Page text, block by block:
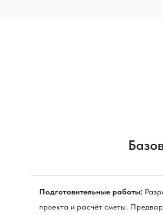
Подготовительные работы:
проекта и расчёт сметы.